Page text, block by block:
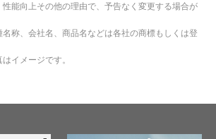
能向上その他の理由で、予告なく変更する場合が
称、会社名、商品名などは各社の商標もしくは登
イメージです。